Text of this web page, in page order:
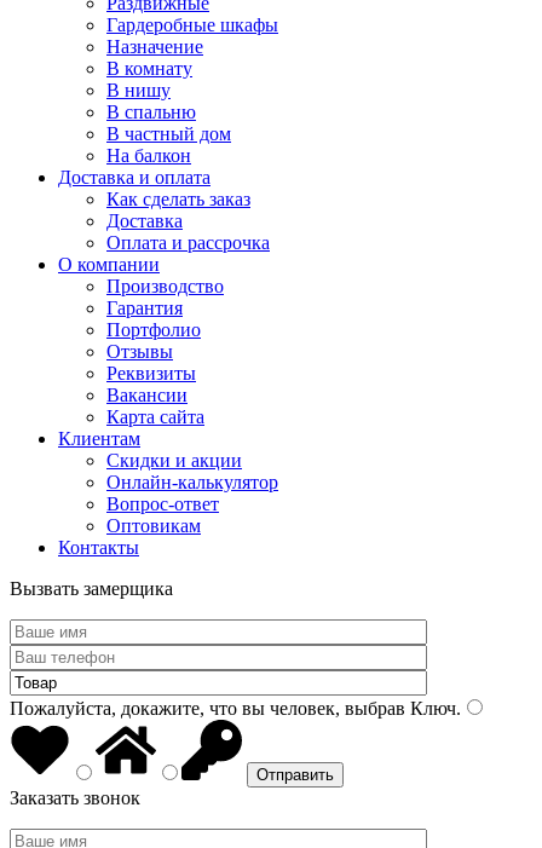
Гардеробные шкафы
Назначение
В комнату
В нишу
В спальню
В частный дом
На балкон
Доставка и оплата
Как сделать заказ
Доставка
Оплата и рассрочка
О компании
Производство
Гарантия
Портфолио
Отзывы
Реквизиты
Вакансии
Карта сайта
Клиентам
Скидки и акции
Онлайн-калькулятор
Вопрос-ответ
Оптовикам
Контакты
Вызвать замерщика
Пожалуйста, докажите, что вы человек, выбрав Ключ.
Заказать звонок